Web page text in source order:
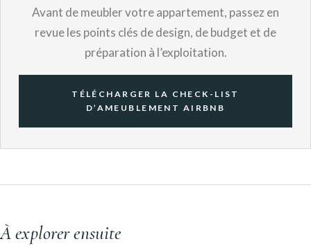
Avant de meubler votre appartement, passez en
revue les points clés de design, de budget et de
préparation à l’exploitation.
TÉLÉCHARGER LA CHECK-LIST
D’AMEUBLEMENT AIRBNB
À explorer ensuite